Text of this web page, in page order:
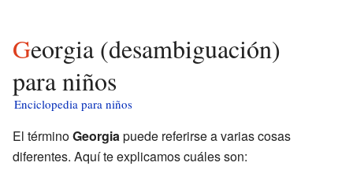
Georgia (desambiguación)
para niños
Enciclopedia para niños
El términoGeorgiapuede referirse a varias cosas
diferentes. Aquí te explicamos cuáles son: